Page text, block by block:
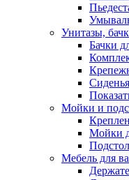
Унитазы,
Бачки
Мойки и
Мойки
Мебель для